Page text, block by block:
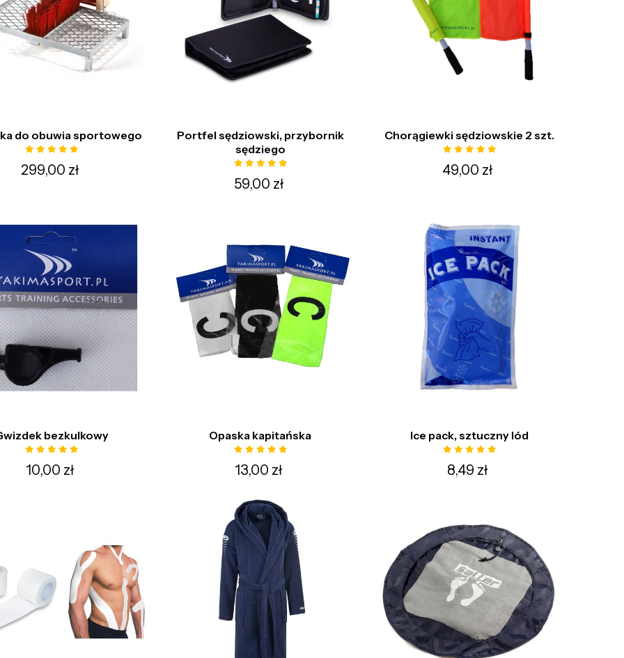
do obuwia sportowego
299,00 zł
Portfel sędziowski, przybornik
sędziego
59,00 zł
Chorągiewki sędziowskie 2 szt.
49,00 zł
bezkulkowy
10,00 zł
Opaska kapitańska
13,00 zł
Ice pack, sztuczny lód
8,49 zł